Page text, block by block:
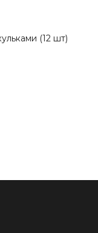
(12 шт)